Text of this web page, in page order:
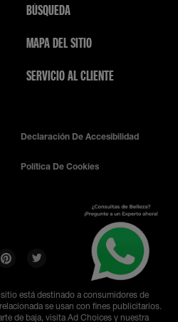
BÚSQUEDA
MAPA DEL SITIO
SERVICIO AL CLIENTE
Declaración De Accesibilidad
Política De Cookies
sitio está destinado a consumidores de
se usan con fines publicitarios.
de baja, visita Ad Choices y nuestra